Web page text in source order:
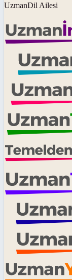
UzmanDil Ailesi